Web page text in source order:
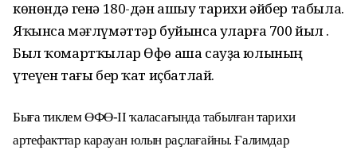
көнөндә генә 180-дән ашыу тарихи әйбер табыла.
Яҡынса мәғлүмәттәр буйынса уларға 700 йыл .
Был ҡомартҡылар Өфө аша сауҙа юлының
үтеүен тағы бер ҡат иҫбатлай.
Быға тиклем ӨФӨ-II ҡаласағында табылған тарихи
артефакттар карауан юлын раҫлағайны. Ғалимдар